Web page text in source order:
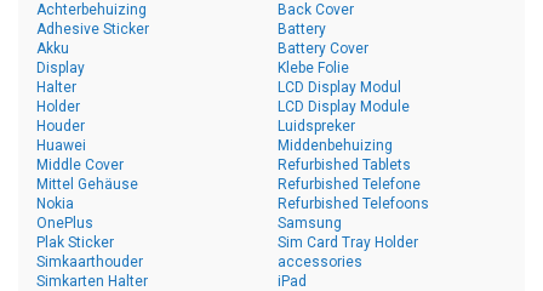
Achterbehuizing
Adhesive Sticker
Akku
Back Cover
Battery
Battery Cover
Display
Halter
Holder
Houder
Huawei
Klebe Folie
LCD Display Modul
LCD Display Module
Luidspreker
Middenbehuizing
Middle Cover
Mittel Gehäuse
Nokia
OnePlus
Plak Sticker
Refurbished Tablets
Refurbished Telefone
Refurbished Telefoons
Samsung
Sim Card Tray Holder
Simkaarthouder
Simkarten Halter
accessories
iPad